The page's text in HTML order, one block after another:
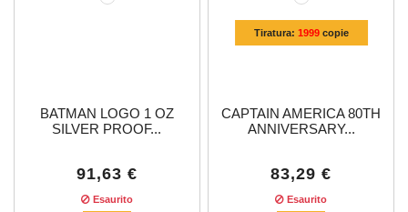
BATMAN LOGO 1 OZ
SILVER PROOF...
91,63 €
Esaurito
Tiratura: 1999copie
CAPTAIN AMERICA 80TH
ANNIVERSARY...
83,29 €
Esaurito